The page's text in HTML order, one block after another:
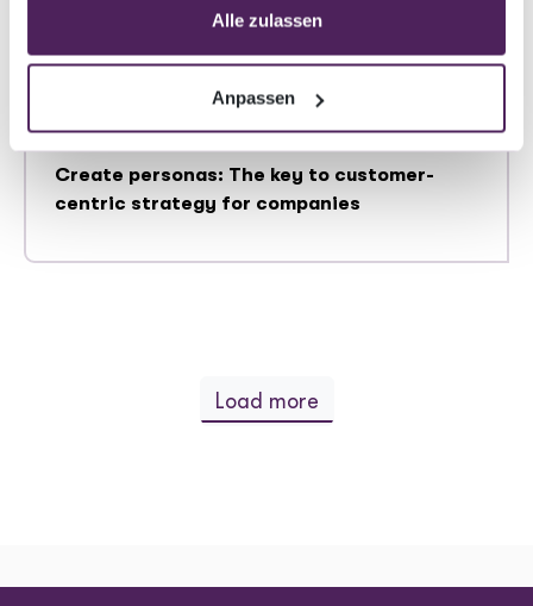
Alle zulassen
Anpassen
email automations
21.08.2024
Create personas: The key to customer-
centric strategy for companies
Load more